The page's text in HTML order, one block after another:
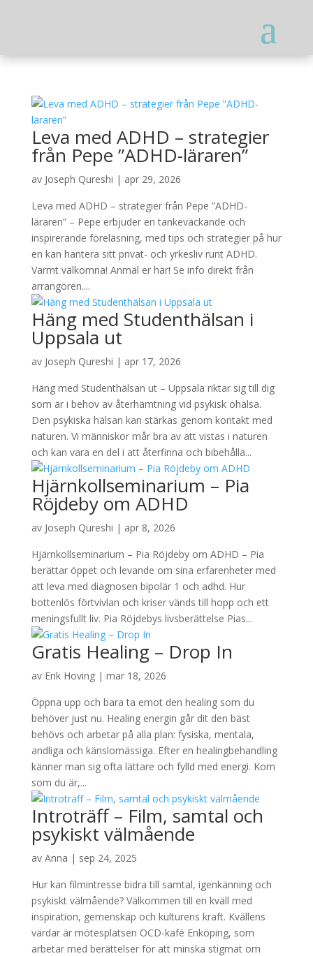
Leva med ADHD – strategier
från Pepe ”ADHD-läraren”
av Joseph Qureshi | apr 29, 2026
Leva med ADHD – strategier från Pepe ”ADHD-
läraren” – Pepe erbjuder en tankeväckande och
inspirerande föreläsning, med tips och strategier på hur
en kan hantera sitt privat- och yrkesliv runt ADHD.
Varmt välkomna! Anmäl er här! Se info direkt från
arrangören....
Häng med Studenthälsan i
Uppsala ut
av Joseph Qureshi | apr 17, 2026
Häng med Studenthälsan ut – Uppsala riktar sig till dig
som är i behov av återhämtning vid psykisk ohälsa.
Den psykiska hälsan kan stärkas genom kontakt med
naturen. Vi människor mår bra av att vistas i naturen
och kan vara en del i att återfinna och bibehålla...
Hjärnkollseminarium – Pia
Röjdeby om ADHD
av Joseph Qureshi | apr 8, 2026
Hjärnkollseminarium – Pia Röjdeby om ADHD – Pia
berättar öppet och levande om sina erfarenheter med
att leva med diagnosen bipolär 1 och adhd. Hur
bottenlös förtvivlan och kriser vänds till hopp och ett
meningsfullt liv. Pia Röjdebys livsberättelse Pias...
Gratis Healing – Drop In
av Erik Hoving| mar 18, 2026
Öppna upp och bara ta emot den healing som du
behöver just nu. Healing energin går dit den bäst
behövs och arbetar på alla plan: fysiska, mentala,
andliga och känslomässiga. Efter en healingbehandling
känner man sig ofta lättare och fylld med energi. Kom
som du är,...
Introträff – Film, samtal och
psykiskt välmående
av Anna | sep 24, 2025
Hur kan filmintresse bidra till samtal, igenkänning och
psykiskt välmående? Välkommen till en kväll med
inspiration, gemenskap och kulturens kraft. Kvällens
värdar är mötesplatsen OCD-kafé Enköping, som
arbetar med berättelser för att minska stigmat om